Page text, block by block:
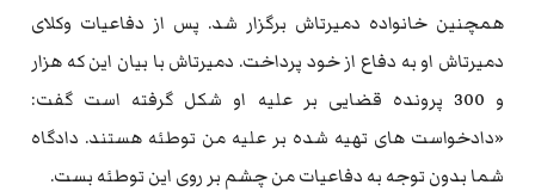
همچنین خانواده دمیرتاش برگزار شد. پس از دفاعیات وکلای
دمیرتاش او به دفاع از خود پرداخت. دمیرتاش با بیان این که هزار
و 300 پرونده قضایی بر علیه او شکل گرفته است گفت:
«دادخواست های تهیه شده بر علیه من توطئه هستند. دادگاه
شما بدون توجه به دفاعیات من چشم بر روی این توطئه بست.